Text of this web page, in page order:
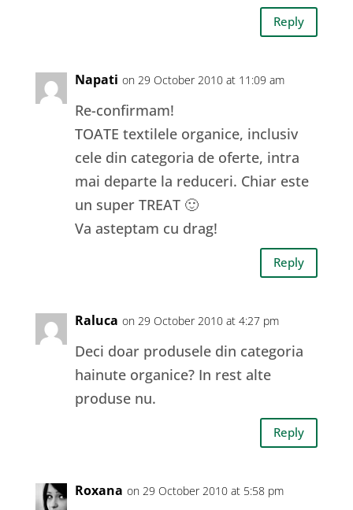
Reply
Napati on 29 October 2010 at 11:09 am
Re-confirmam!
TOATE textilele organice, inclusiv
cele din categoria de oferte, intra
mai departe la reduceri. Chiar este
un super TREAT 🙂
Va asteptam cu drag!
Reply
Raluca on 29 October 2010 at 4:27 pm
Deci doar produsele din categoria
hainute organice? In rest alte
produse nu.
Reply
Roxana on 29 October 2010 at 5:58 pm